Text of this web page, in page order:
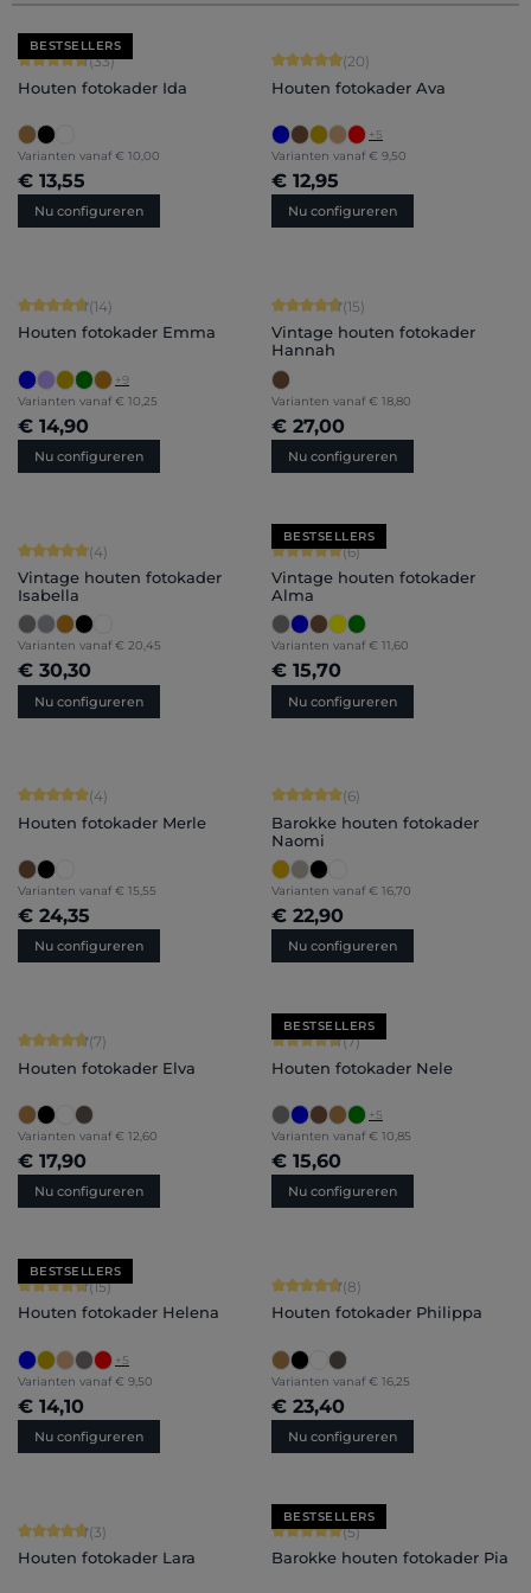
BESTSELLERS
Gemiddelde score van 4.79 op 5 sterren
(33)
Houten fotokader Ida
Varianten vanaf € 10,00
€ 13,55
Nu configureren
Gemiddelde score van 4.9 op 5
(20)
Houten fotokader Ava
+5
Varianten vanaf € 9,50
€ 12,95
Nu configureren
Gemiddelde score van 4.86 op 5 sterren
(14)
Houten fotokader Emma
+9
Varianten vanaf € 10,25
€ 14,90
Nu configureren
Gemiddelde score van 4.87 op 5
(15)
Vintage houten fotokader
Hannah
Varianten vanaf € 18,80
€ 27,00
Nu configureren
Gemiddelde score van 5 op 5 sterren
(4)
Vintage houten fotokader
Isabella
Varianten vanaf € 20,45
€ 30,30
Nu configureren
BESTSELLERS
Gemiddelde score van 5 op 5 sterren
(6)
Vintage houten fotokader
Alma
Varianten vanaf € 11,60
€ 15,70
Nu configureren
Gemiddelde score van 5 op 5 sterren
(4)
Houten fotokader Merle
Varianten vanaf € 15,55
€ 24,35
Nu configureren
Gemiddelde score van 5 op 5 sterren
(6)
Barokke houten fotokader
Naomi
Varianten vanaf € 16,70
€ 22,90
Nu configureren
Gemiddelde score van 4.86 op 5 sterren
(7)
Houten fotokader Elva
Varianten vanaf € 12,60
€ 17,90
Nu configureren
BESTSELLERS
Gemiddelde score van 4.71 op 5
(7)
Houten fotokader Nele
+5
Varianten vanaf € 10,85
€ 15,60
Nu configureren
BESTSELLERS
Gemiddelde score van 4.8 op 5 sterren
(15)
Houten fotokader Helena
+5
Varianten vanaf € 9,50
€ 14,10
Nu configureren
Gemiddelde score van 4.75 op 5
(8)
Houten fotokader Philippa
Varianten vanaf € 16,25
€ 23,40
Nu configureren
Gemiddelde score van 4.67 op 5 sterren
(3)
Houten fotokader Lara
BESTSELLERS
Gemiddelde score van 5 op 5 sterren
(5)
Barokke houten fotokader Pia